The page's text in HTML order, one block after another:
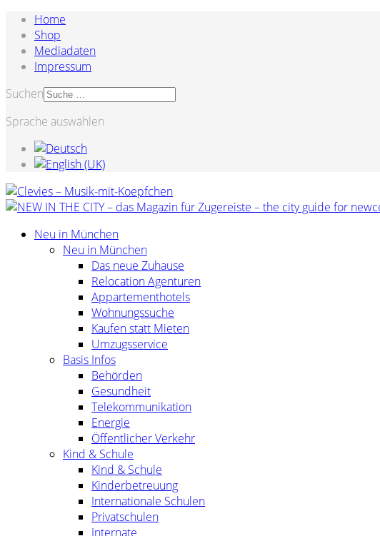
Home
Shop
Mediadaten
Impressum
Suchen
Sprache auswählen
Neu in München
Neu in München
Das neue Zuhause
Relocation Agenturen
Appartementhotels
Wohnungssuche
Kaufen statt Mieten
Umzugsservice
Basis Infos
Behörden
Gesundheit
Telekommunikation
Energie
Öffentlicher Verkehr
Kind & Schule
Kind & Schule
Kinderbetreuung
Internationale Schulen
Privatschulen
Internate